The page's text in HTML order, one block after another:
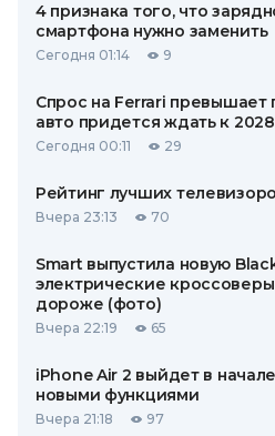
4 признака того, что
смартфона нужно заменить
Сегодня 01:14 9
Спрос на Ferrari
авто придется ждать к
Сегодня 00:11 29
Рейтинг лучших
Вчера 23:13 70
Smart выпустила новую
электрические
дороже (фото)
Вчера 22:19 65
iPhone Air 2 выйдет в
новыми функциями
Вчера 21:18 97